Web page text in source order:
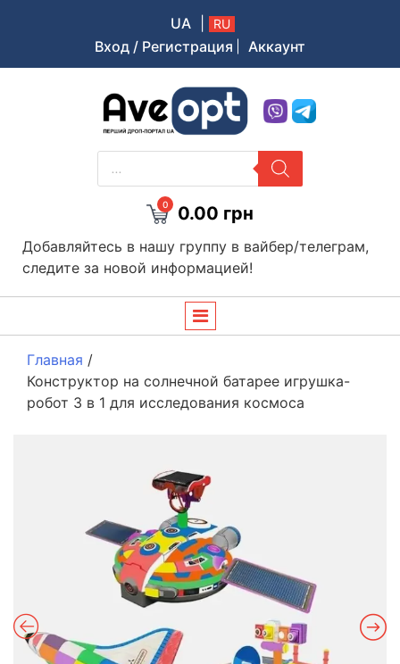
UA RU
Вход / Регистрация Аккаунт
Aveopt – оптова дропшипінг платформа в Україні
ПОИСК
ТОВАРОВ
0 0.00 грн
Добавляйтесь в нашу группу в вайбер/телеграм,
следите за новой информацией!
Главная /
Конструктор на солнечной батарее игрушка-
робот 3 в 1 для исследования космоса